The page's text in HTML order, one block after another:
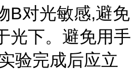
B对光敏感,避免
光下。避免用手
验完成后应立